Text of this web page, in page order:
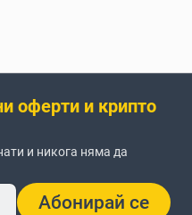
оферти и крипто
и никога няма да
Абонирай се